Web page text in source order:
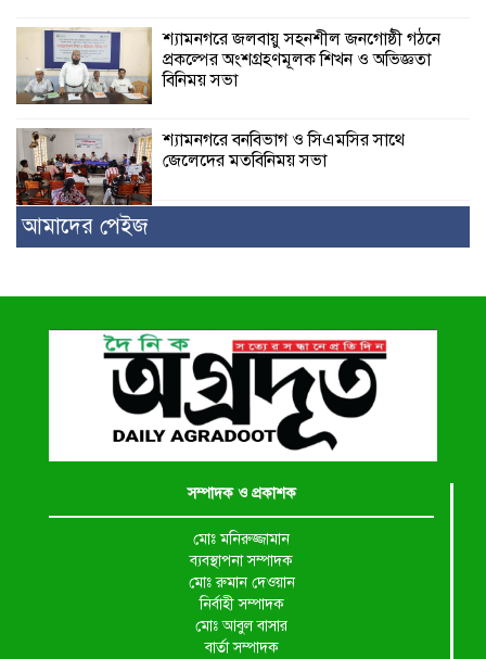
শ্যামনগরে জলবায়ু সহনশীল জনগোষ্ঠী গঠনে
প্রকল্পের অংশগ্রহণমূলক শিখন ও অভিজ্ঞতা
বিনিময় সভা
শ্যামনগরে বনবিভাগ ও সিএমসির সাথে
জেলেদের মতবিনিময় সভা
আমাদের পেইজ
সম্পাদক ও প্রকাশক
মোঃ মনিরুজ্জামান
ব্যবস্থাপনা সম্পাদক
মোঃ রুমান দেওয়ান
নির্বাহী সম্পাদক
মোঃ আবুল বাসার
বার্তা সম্পাদক